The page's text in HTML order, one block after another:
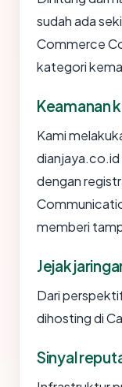
sudah ada
Commerce
kategori
Keamanan
Kami
dengan
memberi
Jejak
Dari
dihosting di
Sinyal